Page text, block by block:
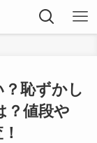
恥ずかし
？値段や